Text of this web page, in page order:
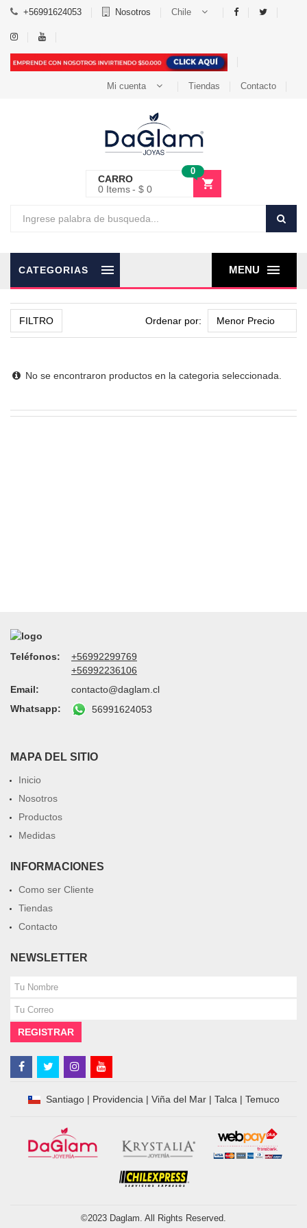
+56991624053 Nosotros Chile
Mi cuenta Tiendas Contacto
CARRO
0
0 Items $ 0
MENU
CATEGORIAS
FILTRO Ordenar por:
No se encontraron productos en la categoria seleccionada.
Teléfonos:
+56992299769
+56992236106
Email:
contacto@daglam.cl
Whatsapp:
56991624053
MAPA DEL SITIO
Inicio
Nosotros
Productos
Medidas
INFORMACIONES
Como ser Cliente
Tiendas
Contacto
NEWSLETTER
REGISTRAR
Santiago| Providencia| Viña del Mar| Talca| Temuco
©2023 Daglam. All Rights Reserved.